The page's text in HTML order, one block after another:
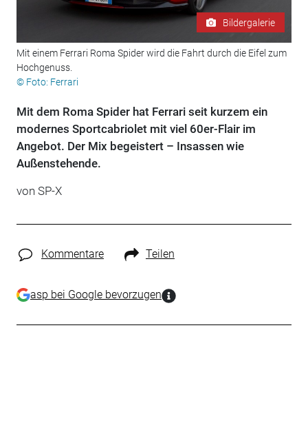
Bildergalerie
Mit einem Ferrari Roma Spider wird die Fahrt durch die Eifel zum
Hochgenuss.
© Foto: Ferrari
Mit dem Roma Spider hat Ferrari seit kurzem ein
modernes Sportcabriolet mit viel 60er-Flair im
Angebot. Der Mix begeistert – Insassen wie
Außenstehende.
von SP-X
Kommentare Teilen
asp bei Google bevorzugen